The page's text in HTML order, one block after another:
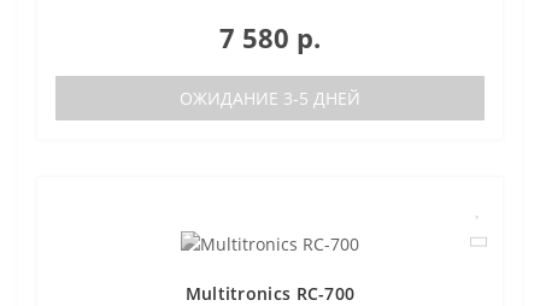
7 580 р.
ОЖИДАНИЕ 3-5 ДНЕЙ
Multitronics RC-700